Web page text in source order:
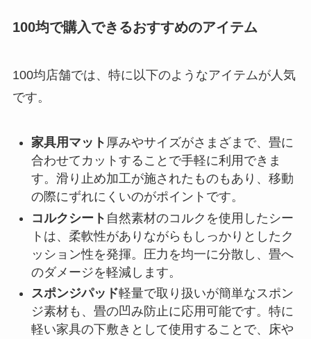
100均で購入できるおすすめのアイテム
100均店舗では、特に以下のようなアイテムが人気
です。
家具用マット 厚みやサイズがさまざまで、畳に
合わせてカットすることで手軽に利用できま
す。滑り止め加工が施されたものもあり、移動
の際にずれにくいのがポイントです。
コルクシート 自然素材のコルクを使用したシー
トは、柔軟性がありながらもしっかりとしたク
ッション性を発揮。圧力を均一に分散し、畳へ
のダメージを軽減します。
スポンジパッド軽量で取り扱いが簡単なスポン
ジ素材も、畳の凹み防止に応用可能です。特に
軽い家具の下敷きとして使用することで、床や